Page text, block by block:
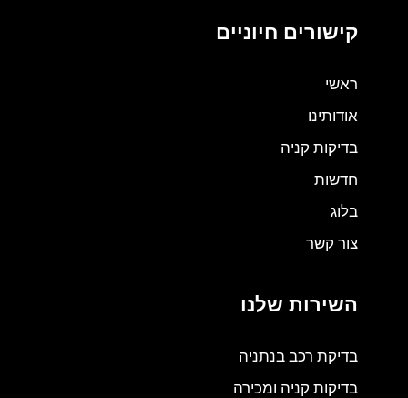
קישורים חיוניים
ראשי
אודותינו
בדיקות קניה
חדשות
בלוג
צור קשר
השירות שלנו
בדיקת רכב בנתניה
בדיקות קניה ומכירה